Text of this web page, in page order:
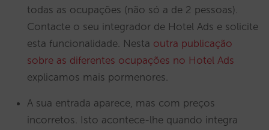
todas as ocupações (não só a de 2 pessoas).
Contacte o seu integrador de Hotel Ads e solicite
esta funcionalidade. Nesta outra publicação
sobre as diferentes ocupações no Hotel Ads
explicamos mais pormenores.
A sua entrada aparece, mas com preços
incorretos. Isto acontece-lhe quando integra